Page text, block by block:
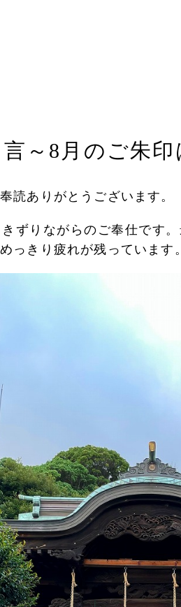
～8月のご朱印
読ありがとうございます。
ずりながらのご奉仕です
っきり疲れが残っています。